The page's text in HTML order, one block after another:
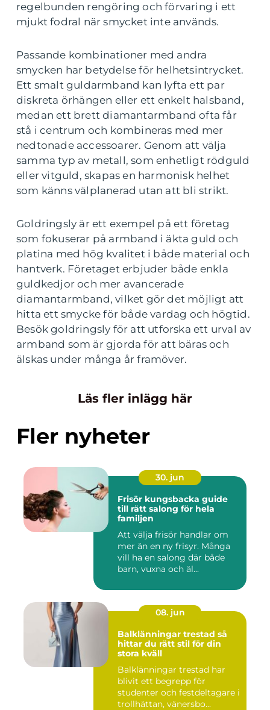
regelbunden rengöring och förvaring i ett
mjukt fodral när smycket inte används.
Passande kombinationer med andra
smycken har betydelse för helhetsintrycket.
Ett smalt guldarmband kan lyfta ett par
diskreta örhängen eller ett enkelt halsband,
medan ett brett diamantarmband ofta får
stå i centrum och kombineras med mer
nedtonade accessoarer. Genom att välja
samma typ av metall, som enhetligt rödguld
eller vitguld, skapas en harmonisk helhet
som känns välplanerad utan att bli strikt.
Goldringsly är ett exempel på ett företag
som fokuserar på armband i äkta guld och
platina med hög kvalitet i både material och
hantverk. Företaget erbjuder både enkla
guldkedjor och mer avancerade
diamantarmband, vilket gör det möjligt att
hitta ett smycke för både vardag och högtid.
Besök goldringsly för att utforska ett urval av
armband som är gjorda för att bäras och
älskas under många år framöver.
Läs fler inlägg här
Fler nyheter
30. jun
Frisör kungsbacka guide
till rätt salong för hela
familjen
Att välja frisör handlar om
mer än en ny frisyr. Många
vill ha en salong där både
barn, vuxna och äl...
08. jun
Balklänningar trestad så
hittar du rätt stil för din
stora kväll
Balklänningar trestad har
blivit ett begrepp för
studenter och festdeltagare i
trollhättan, vänersbo...